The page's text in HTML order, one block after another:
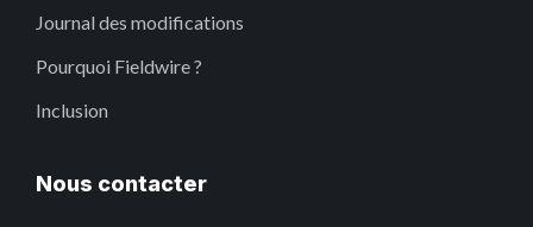
Journal des modifications
Pourquoi Fieldwire ?
Inclusion
Nous contacter